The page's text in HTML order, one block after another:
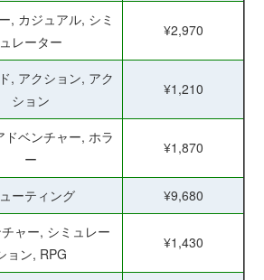
, カジュアル, シミ
ュレーター
¥2,970
, アクション, アク
ション
¥1,210
ドベンチャー, ホラ
ー
¥1,870
ーティング ¥9,680
ャー, シミュレー
ョン, RPG
¥1,430